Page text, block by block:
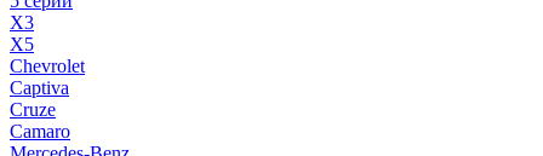
X3
X5
Chevrolet
Captiva
Cruze
Camaro